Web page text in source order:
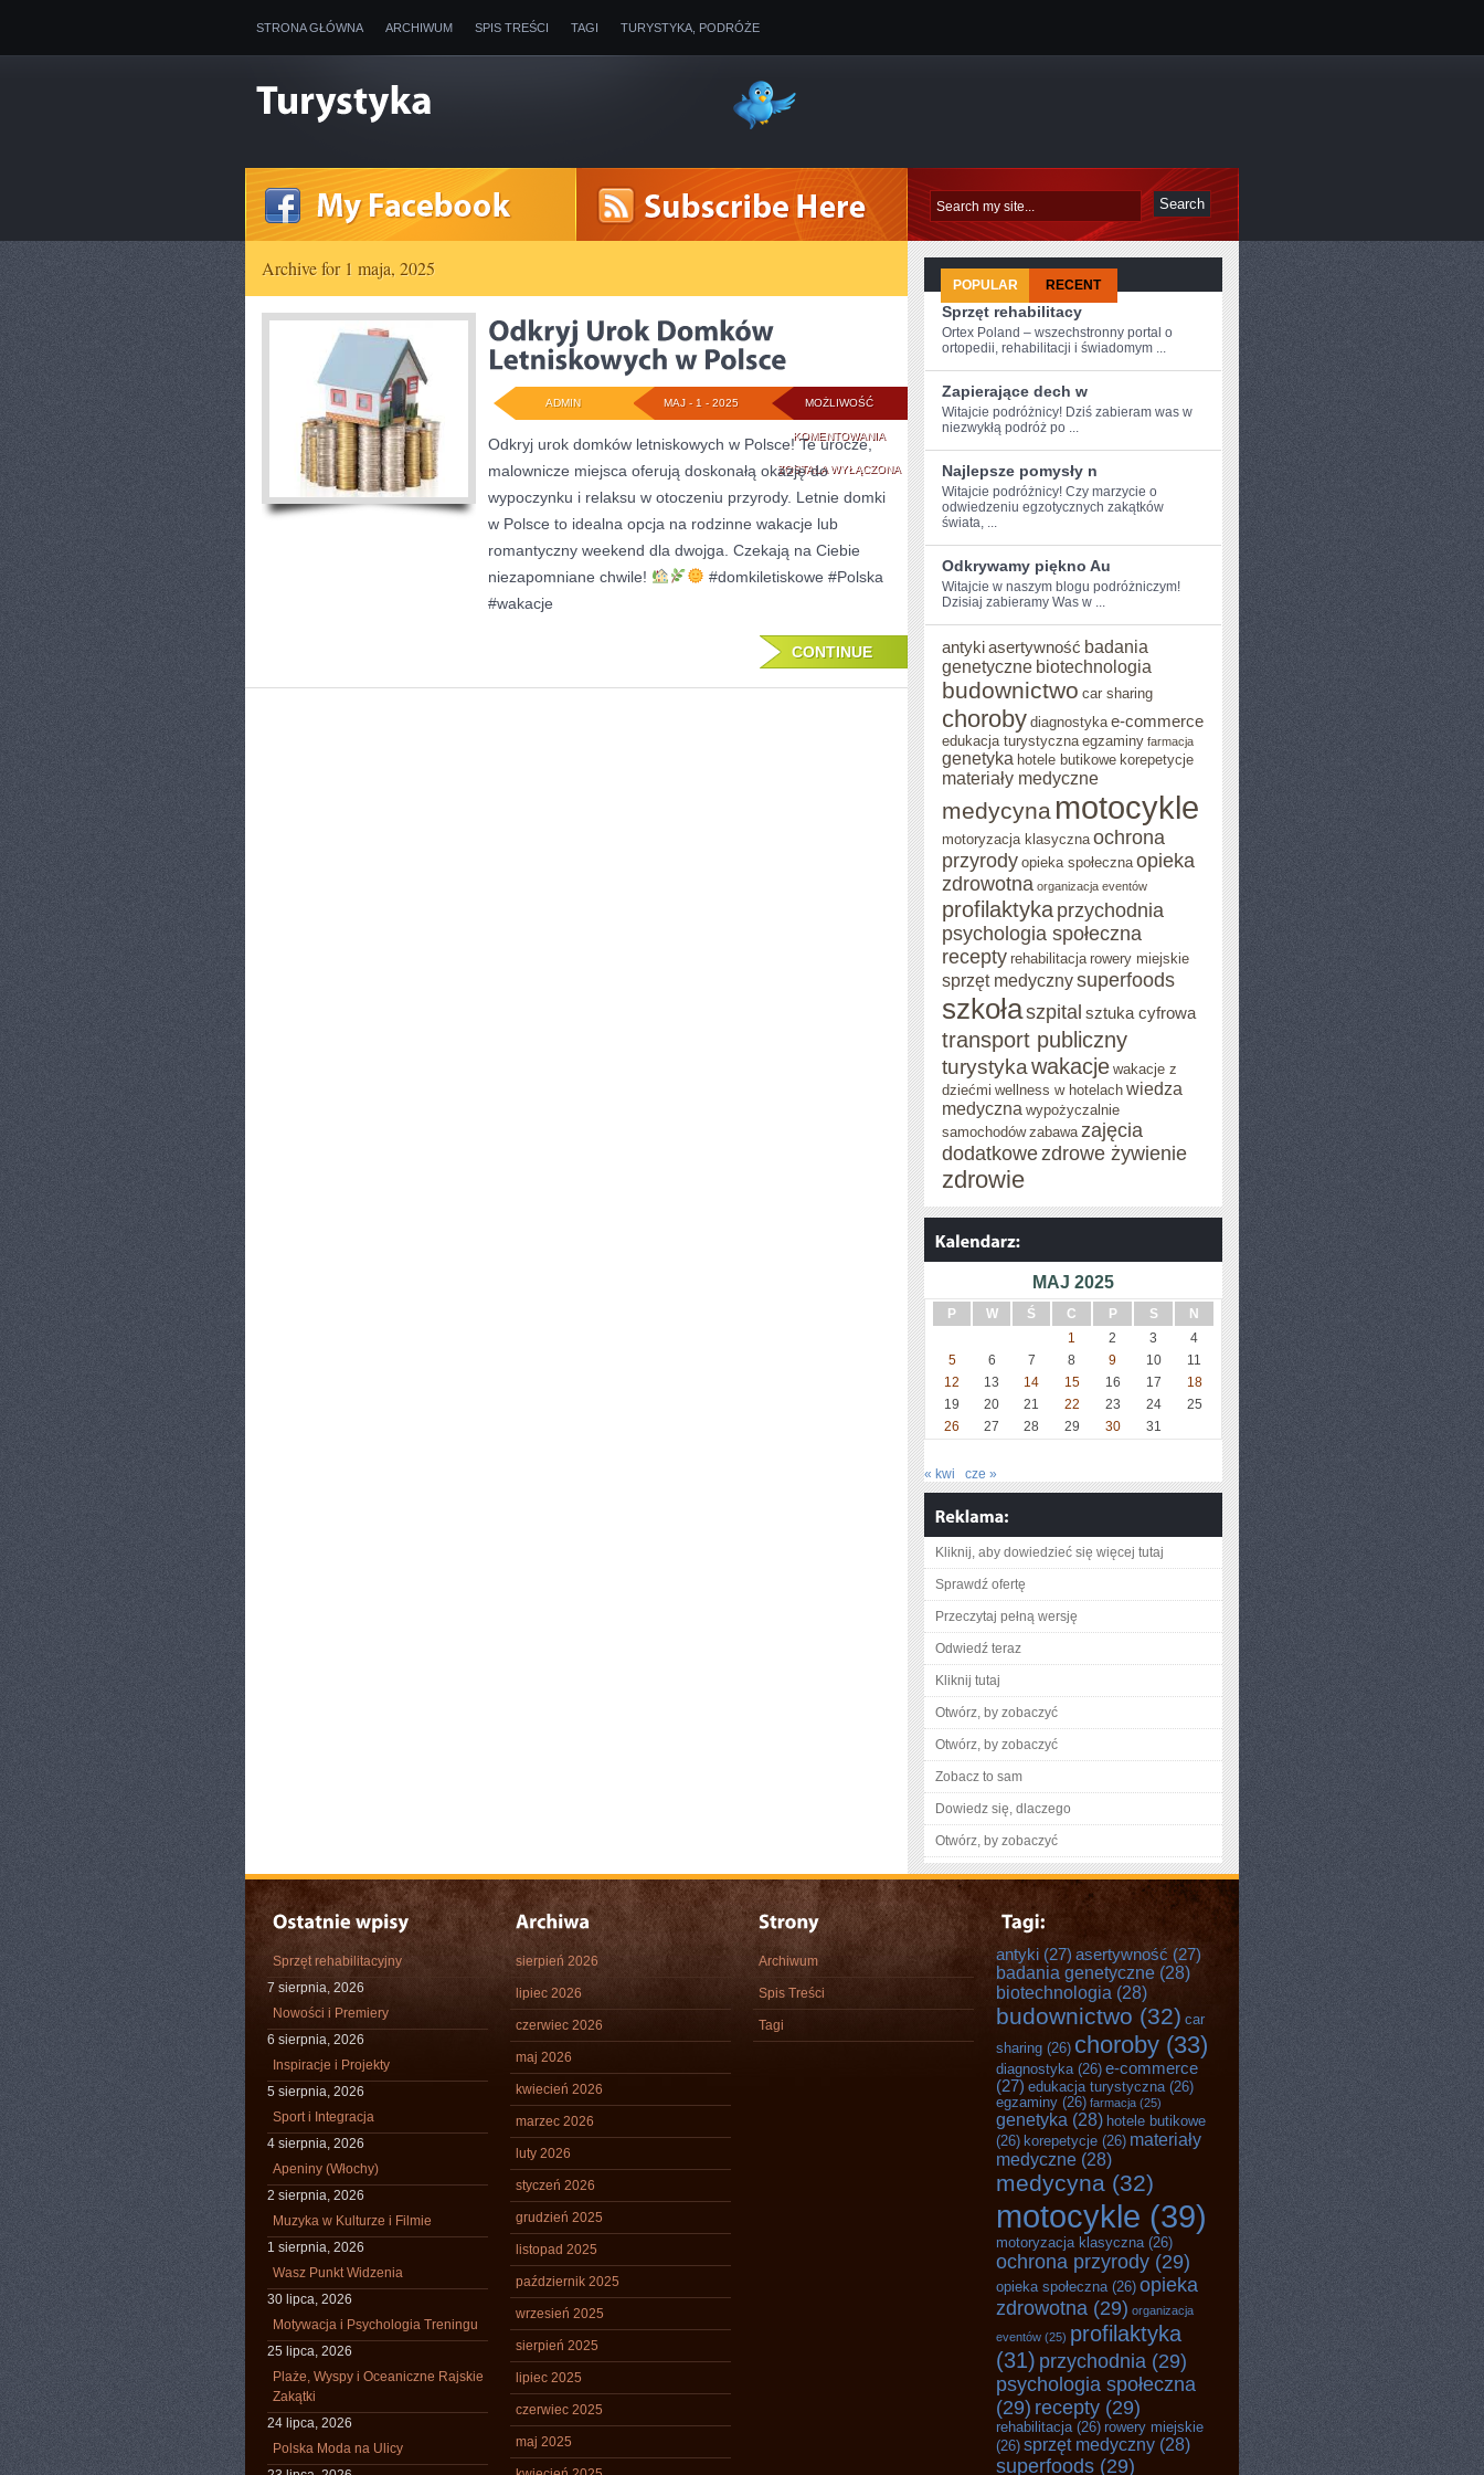
STRONA GŁÓWNA ARCHIWUM SPIS TREŚCI TAGI TURYSTYKA, PODRÓŻE
Archive for 1 maja, 2025
MOŻLIWOŚĆ
KOMENTOWANIAODKRYJ
UROK
DOMKÓW
LETNISKOWYCH
POLSCE
ZOSTAŁA WYŁĄCZONA
MAJ - 1 - 2025
ADMIN
Odkryj urok domków letniskowych w Polsce! Te urocze,
malownicze miejsca oferują doskonałą okazję do
wypoczynku i relaksu w otoczeniu przyrody. Letnie domki
w Polsce to idealna opcja na rodzinne wakacje lub
romantyczny weekend dla dwojga. Czekają na Ciebie
niezapomniane chwile!
#domkiletiskowe #Polska
#wakacje
CONTINUE
POPULAR RECENT
Sprzęt rehabilitacy
Ortex Poland – wszechstronny portal o
ortopedii, rehabilitacji i świadomym ...
Zapierające dech w
Witajcie podróżnicy! Dziś zabieram was w
niezwykłą podróż po ...
Najlepsze pomysły n
Witajcie‌ podróżnicy!​ Czy marzycie⁢ o
odwiedzeniu egzotycznych zakątków
świata, ...
Odkrywamy piękno Au
Witajcie w ‌naszym blogu podróżniczym!
Dzisiaj zabieramy Was w ...
antykiasertywność badania
genetyczne biotechnologia
budownictwo car sharing
choroby diagnostyka e-commerce
edukacja turystyczna egzaminy farmacja
genetyka hotele butikowe korepetycje
materiały medyczne
medycyna motocykle
motoryzacja klasyczna ochrona
przyrody opieka społeczna opieka
zdrowotna organizacja eventów
profilaktyka przychodnia
psychologia społeczna
recepty rehabilitacja rowery miejskie
sprzęt medycznysuperfoods
szkołaszpital sztuka cyfrowa
transport publiczny
turystykawakacje wakacje z
dziećmi wellness w hotelach wiedza
medyczna wypożyczalnie
samochodów zabawa zajęcia
dodatkowezdrowe żywienie
zdrowie
MAJ 2025
P W Ś C P S
N
1
2 3
4
5
6 7 8 9 10
11
12
13 14 15 16 17
18
19
20 21 22 23 24
25
26
27 28 29 30 31
« kwi cze »
Kliknij, aby dowiedzieć się więcej tutaj
Sprawdź ofertę
Przeczytaj pełną wersję
Odwiedź teraz
Kliknij tutaj
Otwórz, by zobaczyć
Otwórz, by zobaczyć
Zobacz to sam
Dowiedz się, dlaczego
Otwórz, by zobaczyć
Sprzęt rehabilitacyjny
7 sierpnia, 2026
Nowości i Premiery
6 sierpnia, 2026
Inspiracje i Projekty
5 sierpnia, 2026
Sport i Integracja
4 sierpnia, 2026
Apeniny (Włochy)
2 sierpnia, 2026
Muzyka w Kulturze i Filmie
1 sierpnia, 2026
Wasz Punkt Widzenia
30 lipca, 2026
Motywacja i Psychologia Treningu
25 lipca, 2026
Plaże, Wyspy i Oceaniczne Rajskie
Zakątki
24 lipca, 2026
Polska Moda na Ulicy
sierpień 2026
lipiec 2026
czerwiec 2026
maj 2026
kwiecień 2026
marzec 2026
luty 2026
styczeń 2026
grudzień 2025
listopad 2025
październik 2025
wrzesień 2025
sierpień 2025
lipiec 2025
czerwiec 2025
maj 2025
Archiwum
Spis Treści
Tagi
antyki (27) asertywność (27)
badania genetyczne (28)
biotechnologia (28)
budownictwo (32) car
sharing (26) choroby (33)
diagnostyka(26) e-commerce
(27) edukacja turystyczna(26)
egzaminy (26) farmacja (25)
genetyka (28) hotele butikowe
(26) korepetycje (26) materiały
medyczne (28)
medycyna (32)
motocykle (39)
motoryzacja klasyczna(26)
ochrona przyrody (29)
opieka społeczna(26) opieka
zdrowotna (29) organizacja
eventów (25) profilaktyka
(31) przychodnia (29)
psychologia społeczna
(29) recepty (29)
rehabilitacja(26) rowery miejskie
(26) sprzęt medyczny (28)
superfoods (29)